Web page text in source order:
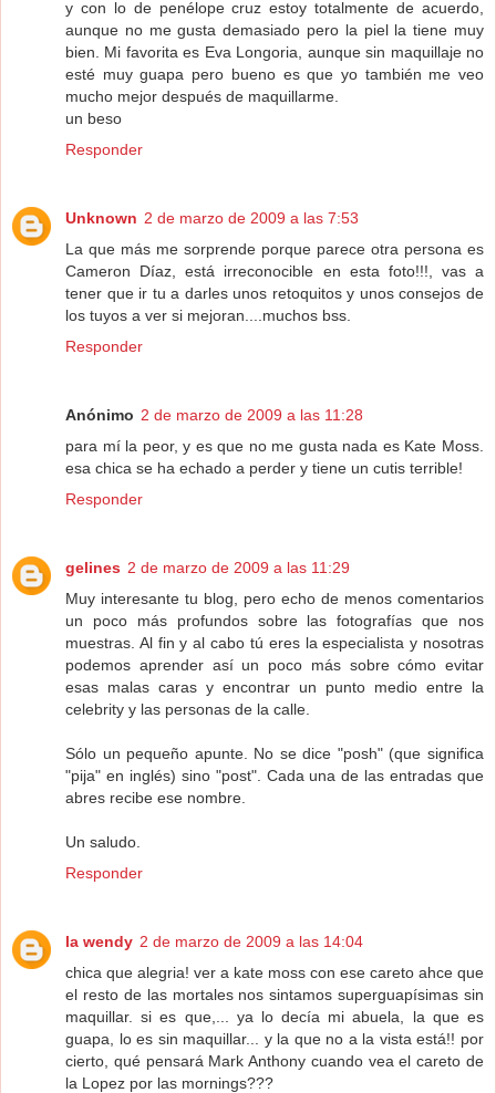
y con lo de penélope cruz estoy totalmente de acuerdo,
aunque no me gusta demasiado pero la piel la tiene muy
bien. Mi favorita es Eva Longoria, aunque sin maquillaje no
esté muy guapa pero bueno es que yo también me veo
mucho mejor después de maquillarme.
un beso
Responder
Unknown 2 de marzo de 2009 a las 7:53
La que más me sorprende porque parece otra persona es
Cameron Díaz, está irreconocible en esta foto!!!, vas a
tener que ir tu a darles unos retoquitos y unos consejos de
los tuyos a ver si mejoran....muchos bss.
Responder
Anónimo 2 de marzo de 2009 a las 11:28
para mí la peor, y es que no me gusta nada es Kate Moss.
esa chica se ha echado a perder y tiene un cutis terrible!
Responder
gelines 2 de marzo de 2009 a las 11:29
Muy interesante tu blog, pero echo de menos comentarios
un poco más profundos sobre las fotografías que nos
muestras. Al fin y al cabo tú eres la especialista y nosotras
podemos aprender así un poco más sobre cómo evitar
esas malas caras y encontrar un punto medio entre la
celebrity y las personas de la calle.
Sólo un pequeño apunte. No se dice "posh" (que significa
"pija" en inglés) sino "post". Cada una de las entradas que
abres recibe ese nombre.
Un saludo.
Responder
la wendy 2 de marzo de 2009 a las 14:04
chica que alegria! ver a kate moss con ese careto ahce que
el resto de las mortales nos sintamos superguapísimas sin
maquillar. si es que,... ya lo decía mi abuela, la que es
guapa, lo es sin maquillar... y la que no a la vista está!! por
cierto, qué pensará Mark Anthony cuando vea el careto de
la Lopez por las mornings???